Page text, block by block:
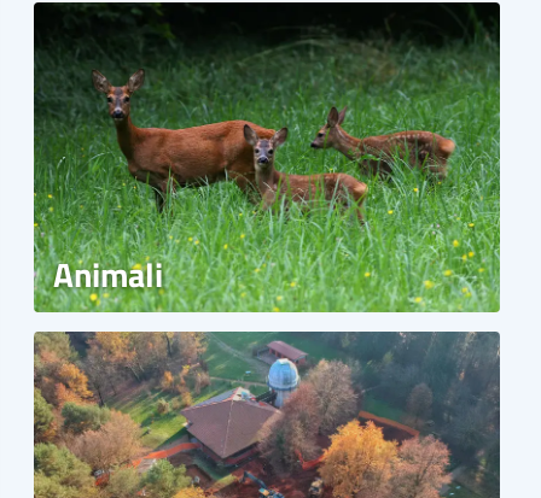
Animali